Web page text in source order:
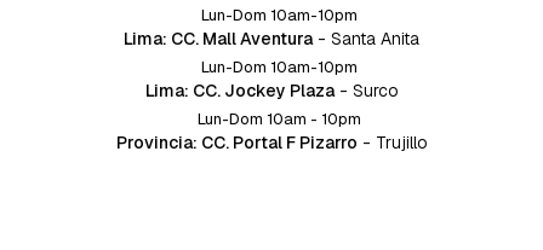
Lun-Dom 10am-10pm
Lima: CC. Mall Aventura - Santa Anita
Lun-Dom 10am-10pm
Lima: CC. Jockey Plaza - Surco
Lun-Dom 10am - 10pm
Provincia: CC. Portal F Pizarro - Trujillo